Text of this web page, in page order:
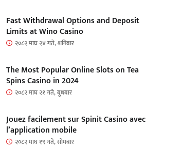
Fast Withdrawal Options and Deposit
Limits at Wino Casino
२०८२ माघ २४ गते, शनिबार
The Most Popular Online Slots on Tea
Spins Casino in 2024
२०८२ माघ २१ गते, बुधबार
Jouez facilement sur Spinit Casino avec
l’application mobile
२०८२ माघ १९ गते, सोमबार